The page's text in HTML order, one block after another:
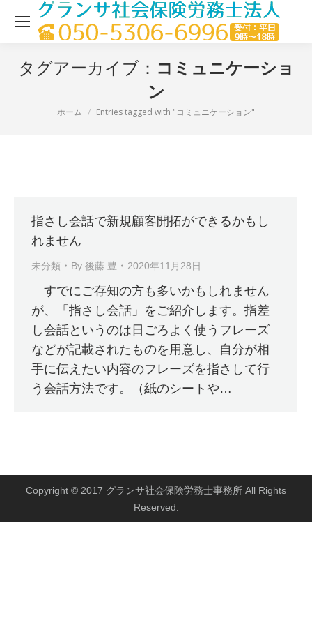
タグアーカイブ： コミュニケーショ
ン
現在地：
ホーム Entries tagged with "コミュニケーション"
指さし会話で新規顧客開拓ができるかもし
れません
未分類 By 後藤 豊 2020年11月28日
すでにご存知の方も多いかもしれません
が、「指さし会話」をご紹介します。指差
し会話というのは日ごろよく使うフレーズ
などが記載されたものを用意し、自分が相
手に伝えたい内容のフレーズを指さして行
う会話方法です。（紙のシートや…
Copyright © 2017 グランサ社会保険労務士事務所 All Rights
Reserved.